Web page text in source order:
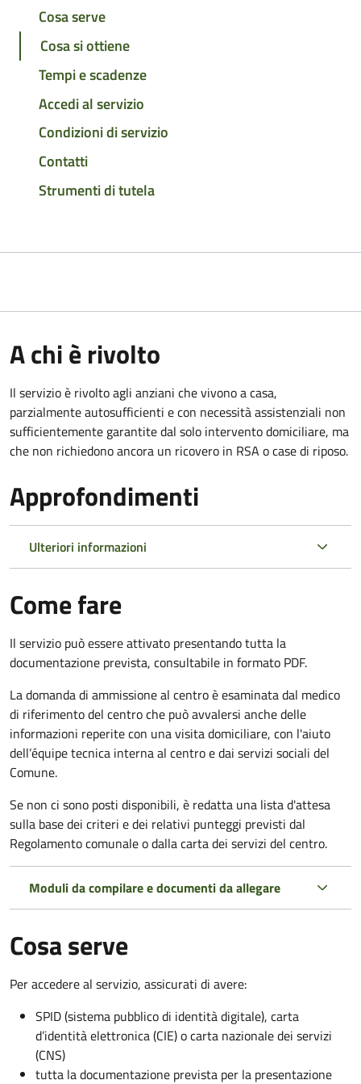
Cosa serve
Cosa si ottiene
Tempi e scadenze
Accedi al servizio
Condizioni di servizio
Contatti
Strumenti di tutela
A chi è rivolto
Il servizio è rivolto agli anziani che vivono a casa,
parzialmente autosufficienti e con necessità assistenziali non
sufficientemente garantite dal solo intervento domiciliare, ma
che non richiedono ancora un ricovero in RSA o case di riposo.
Approfondimenti
Ulteriori informazioni
Come fare
Il servizio può essere attivato presentando tutta la
documentazione prevista, consultabile in formato PDF.
La domanda di ammissione al centro è esaminata dal medico
di riferimento del centro che può avvalersi anche delle
informazioni reperite con una visita domiciliare, con l'aiuto
dell’équipe tecnica interna al centro e dai servizi sociali del
Comune.
Se non ci sono posti disponibili, è redatta una lista d'attesa
sulla base dei criteri e dei relativi punteggi previsti dal
Regolamento comunale o dalla carta dei servizi del centro.
Moduli da compilare e documenti da allegare
Cosa serve
Per accedere al servizio, assicurati di avere:
SPID (sistema pubblico di identità digitale), carta
d’identità elettronica (CIE) o carta nazionale dei servizi
(CNS)
tutta la documentazione prevista per la presentazione